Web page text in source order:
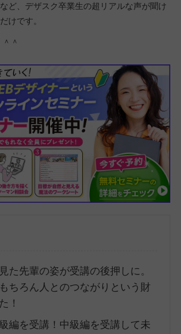
ど、デザスク卒業生の超リアルな声が聞け
けです。
＾
た先輩の姿が受講の後押しに。
ちろん人とのつながりという財
！
編を受講！中級編を受講して未